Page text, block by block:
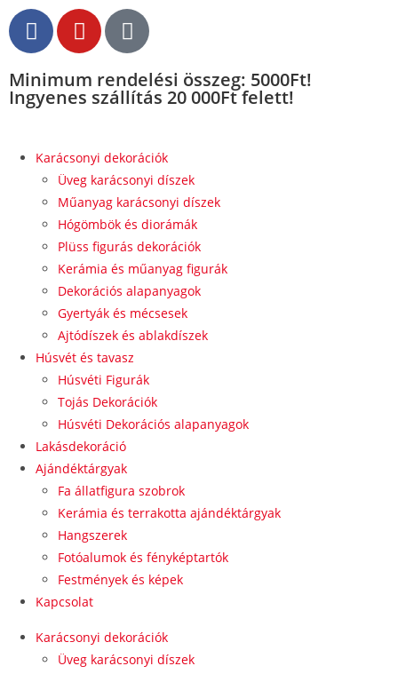
Minimum rendelési összeg: 5000Ft!
Ingyenes szállítás 20 000Ft felett!
Karácsonyi dekorációk
Üveg karácsonyi díszek
Műanyag karácsonyi díszek
Hógömbök és diorámák
Plüss figurás dekorációk
Kerámia és műanyag figurák
Dekorációs alapanyagok
Gyertyák és mécsesek
Ajtódíszek és ablakdíszek
Húsvét és tavasz
Húsvéti Figurák
Tojás Dekorációk
Húsvéti Dekorációs alapanyagok
Lakásdekoráció
Ajándéktárgyak
Fa állatfigura szobrok
Kerámia és terrakotta ajándéktárgyak
Hangszerek
Fotóalumok és fényképtartók
Festmények és képek
Kapcsolat
Karácsonyi dekorációk
Üveg karácsonyi díszek